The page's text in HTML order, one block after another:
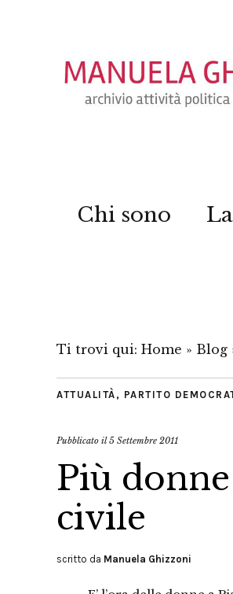
Chi sono
Ti trovi qui: Home » Blog
ATTUALITÀ , PARTITO
Pubblicato il5 Settembre 2011
Più
civile
scritto da Manuela Ghizzoni